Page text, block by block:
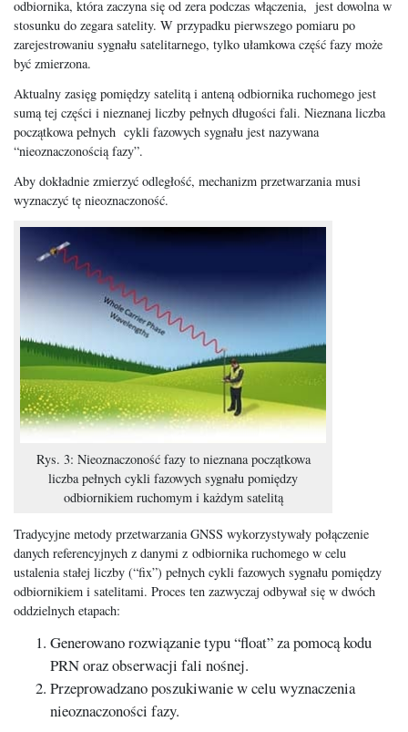
odbiornika, która zaczyna się od zera podczas włączenia, jest dowolna w
stosunku do zegara satelity. W przypadku pierwszego pomiaru po
zarejestrowaniu sygnału satelitarnego, tylko ułamkowa część fazy może
być zmierzona.
Aktualny zasięg pomiędzy satelitą i anteną odbiornika ruchomego jest
sumą tej części i nieznanej liczby pełnych długości fali. Nieznana liczba
początkowa pełnych cykli fazowych sygnału jest nazywana
“nieoznaczonością fazy”.
Aby dokładnie zmierzyć odległość, mechanizm przetwarzania musi
wyznaczyć tę nieoznaczoność.
Rys. 3: Nieoznaczoność fazy to nieznana początkowa
liczba pełnych cykli fazowych sygnału pomiędzy
odbiornikiem ruchomym i każdym satelitą
Tradycyjne metody przetwarzania GNSS wykorzystywały połączenie
danych referencyjnych z danymi z odbiornika ruchomego w celu
ustalenia stałej liczby (“fix”) pełnych cykli fazowych sygnału pomiędzy
odbiornikiem i satelitami. Proces ten zazwyczaj odbywał się w dwóch
oddzielnych etapach:
Generowano rozwiązanie typu “float” za pomocą kodu
PRN oraz obserwacji fali nośnej.
Przeprowadzano poszukiwanie w celu wyznaczenia
nieoznaczoności fazy.